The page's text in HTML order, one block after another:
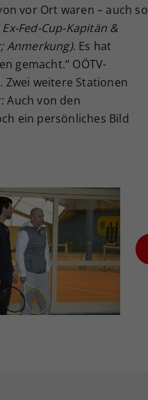
vor Ort waren – auch so
Fed-Cup-Kapitän &
Anmerkung). Es hat
gemacht.“ OÖTV-
weitere Stationen
Auch von den
ein persönliches Bild